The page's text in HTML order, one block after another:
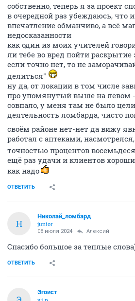
собственно, теперь я за проект
в очередной раз убеждаюсь, что
впечатление обманчиво, а всё
недосказанности
как один из моих учителей
ли тебе во вред пойти
если точно нет, то не
делиться"
ну да, от локации в том числе
про упомянутый выше на левом
совпало, у меня там не было
деятельность ломбарда, чисто
своём районе нет-нет да вижу
работал с аптеками,
точностью процентов
ещё раз удачи и клиентов
как надо
ОТВЕТИТЬ
Н
Николай_ломбард
junior
08 июля 2024 Алексий
Спасибо большое за теплые
ОТВЕТИТЬ
Эгоист